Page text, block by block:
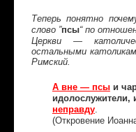
Теперь понятно
слово ”псы“ по
Церкви —
остальными
Римский.
А вне — псыи
идолослужители,
неправду.
(Откровение